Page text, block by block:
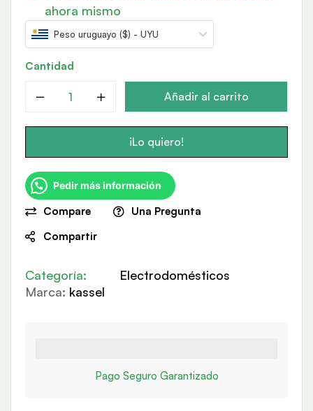
ahora mismo
Peso uruguayo ($) - UYU
Cantidad
Añadir al carrito
¡Lo quiero!
Pedir más información
Compare
Una Pregunta
Compartir
Categoría:
Electrodomésticos
Marca: kassel
Pago Seguro Garantizado